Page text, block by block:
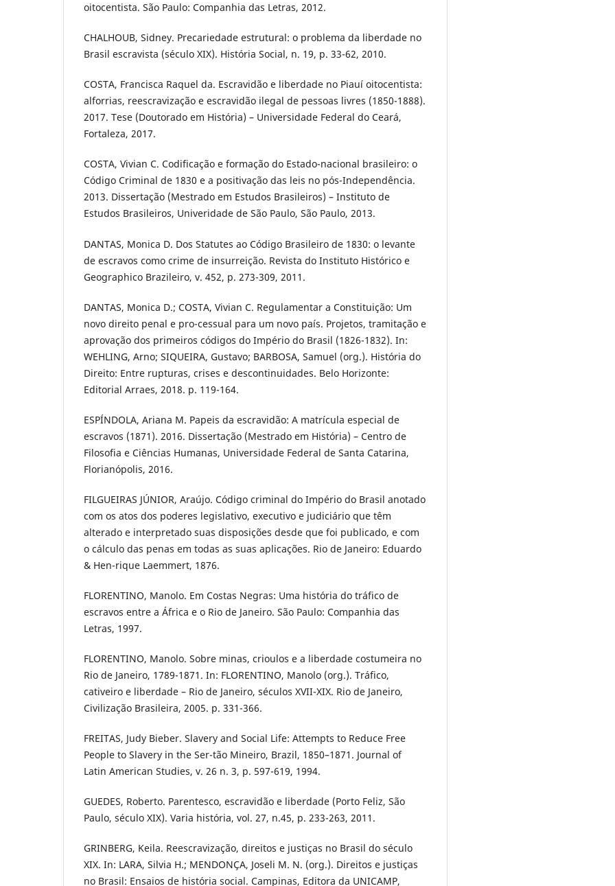
oitocentista. São Paulo: Companhia das Letras, 2012.
CHALHOUB, Sidney. Precariedade estrutural: o problema da liberdade no
Brasil escravista (século XIX). História Social, n. 19, p. 33-62, 2010.
COSTA, Francisca Raquel da. Escravidão e liberdade no Piauí oitocentista:
alforrias, reescravização e escravidão ilegal de pessoas livres (1850-1888).
2017. Tese (Doutorado em História) – Universidade Federal do Ceará,
Fortaleza, 2017.
COSTA, Vivian C. Codificação e formação do Estado-nacional brasileiro: o
Código Criminal de 1830 e a positivação das leis no pós-Independência.
2013. Dissertação (Mestrado em Estudos Brasileiros) – Instituto de
Estudos Brasileiros, Univeridade de São Paulo, São Paulo, 2013.
DANTAS, Monica D. Dos Statutes ao Código Brasileiro de 1830: o levante
de escravos como crime de insurreição. Revista do Instituto Histórico e
Geographico Brazileiro, v. 452, p. 273-309, 2011.
DANTAS, Monica D.; COSTA, Vivian C. Regulamentar a Constituição: Um
novo direito penal e pro-cessual para um novo país. Projetos, tramitação e
aprovação dos primeiros códigos do Império do Brasil (1826-1832). In:
WEHLING, Arno; SIQUEIRA, Gustavo; BARBOSA, Samuel (org.). História do
Direito: Entre rupturas, crises e descontinuidades. Belo Horizonte:
Editorial Arraes, 2018. p. 119-164.
ESPÍNDOLA, Ariana M. Papeis da escravidão: A matrícula especial de
escravos (1871). 2016. Dissertação (Mestrado em História) – Centro de
Filosofia e Ciências Humanas, Universidade Federal de Santa Catarina,
Florianópolis, 2016.
FILGUEIRAS JÚNIOR, Araújo. Código criminal do Império do Brasil anotado
com os atos dos poderes legislativo, executivo e judiciário que têm
alterado e interpretado suas disposições desde que foi publicado, e com
o cálculo das penas em todas as suas aplicações. Rio de Janeiro: Eduardo
& Hen-rique Laemmert, 1876.
FLORENTINO, Manolo. Em Costas Negras: Uma história do tráfico de
escravos entre a África e o Rio de Janeiro. São Paulo: Companhia das
Letras, 1997.
FLORENTINO, Manolo. Sobre minas, crioulos e a liberdade costumeira no
Rio de Janeiro, 1789-1871. In: FLORENTINO, Manolo (org.). Tráfico,
cativeiro e liberdade – Rio de Janeiro, séculos XVII-XIX. Rio de Janeiro,
Civilização Brasileira, 2005. p. 331-366.
FREITAS, Judy Bieber. Slavery and Social Life: Attempts to Reduce Free
People to Slavery in the Ser-tão Mineiro, Brazil, 1850–1871. Journal of
Latin American Studies, v. 26 n. 3, p. 597-619, 1994.
GUEDES, Roberto. Parentesco, escravidão e liberdade (Porto Feliz, São
Paulo, século XIX). Varia história, vol. 27, n.45, p. 233-263, 2011.
GRINBERG, Keila. Reescravização, direitos e justiças no Brasil do século
XIX. In: LARA, Silvia H.; MENDONÇA, Joseli M. N. (org.). Direitos e justiças
no Brasil: Ensaios de história social. Campinas, Editora da UNICAMP,